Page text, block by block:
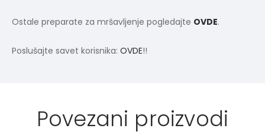
Ostale preparate za mršavljenje pogledajte OVDE.
Poslušajte savet korisnika: OVDE!!
Povezani proizvodi